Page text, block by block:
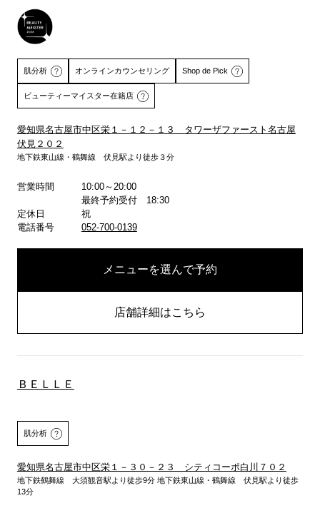
肌分析 オンラインカウンセリング Shop de Pick
ビューティーマイスター在籍店
愛知県名古屋市中区栄１－１２－１３ タワーザファースト名古屋
伏見２０２
地下鉄東山線・鶴舞線 伏見駅より徒歩３分
営業時間
10:00～20:00
最終予約受付 18:30
定休日
祝
電話番号
052-700-0139
メニューを選んで予約
店舗詳細はこちら
ＢＥＬＬＥ
肌分析
愛知県名古屋市中区栄１－３０－２３ シティコーポ白川７０２
地下鉄鶴舞線 大須観音駅より徒歩9分 地下鉄東山線・鶴舞線 伏見駅より徒歩
13分